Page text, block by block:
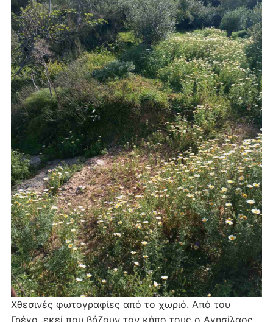
Χθεσινές φωτογραφίες από το χωριό. Από του